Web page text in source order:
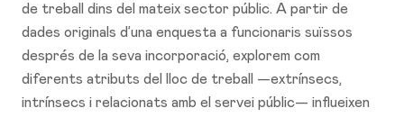
de treball dins del mateix sector públic. A partir de
dades originals d’una enquesta a funcionaris suïssos
després de la seva incorporació, explorem com
diferents atributs del lloc de treball —extrínsecs,
intrínsecs i relacionats amb el servei públic— influeixen